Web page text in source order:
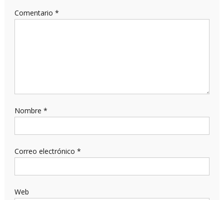
Comentario *
Nombre *
Correo electrónico *
Web